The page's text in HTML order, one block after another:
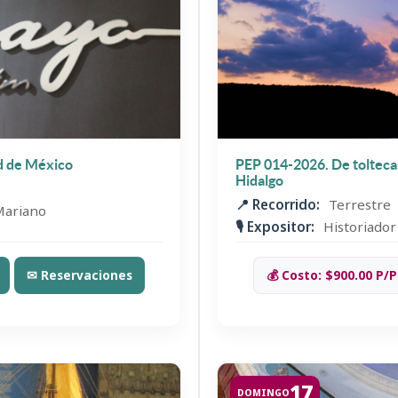
de México
✉ Reservaciones
PEP 014-2026. De
Hidalgo
📍 Recorrido: Terrestre
🎙️ Expositor: Historiador
💰 Costo: $900.00 P/P
DOMINGO17